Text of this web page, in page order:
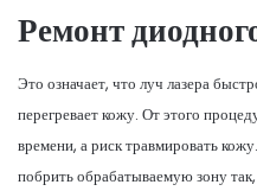
Ремонт
Это означает, что луч лазера
перегревает кожу. От этого
времени, а риск травмировать
побрить обрабатываемую зону